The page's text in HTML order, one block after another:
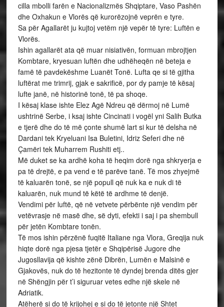
cilla mbolli farën e Nacionalizmës Shqiptare, Vaso Pashën
dhe Oxhakun e Vlorës që kurorëzojnë veprën e tyre.
Sa për Agallarët ju kujtoj vetëm një vepër të tyre: Luftën e
Vlorës.
Ishin agallarët ata që muar nisiativën, formuan mbrojtjen
Kombtare, kryesuan luftën dhe udhëheqën në beteja e
famë të pavdekëshme Luanët Tonë. Lufta qe si të gjitha
luftërat me trimrij, gjak e sakrificë, por dy pamje të kësaj
lufte janë, në historinë tonë, të pa shoqe.
I kësaj klase ishte Elez Agë Ndreu që dërmoj në Lumë
ushtrinë Serbe, i ksaj ishte Cincinati i vogël yni Salih Butka
e tjerë dhe do të më çonte shumë lart si kur të delsha në
Dardani tek Kryeluani Isa Buletini, Idriz Seferi dhe në
Çamëri tek Muharrem Rushiti etj..
Më duket se ka ardhë koha të heqim dorë nga shkryerja e
pa të drejtë, e pa vend e të parëve tanë. Të mos zhyejmë
të kaluarën tonë, se një popull që nuk ka e nuk di të
kaluarën, nuk mund të këtë të ardhme të denjë.
Vendimi për luftë, që në vetvete përbënte një vendim për
vetëvrasje në masë dhe, së dyti, efekti i saj i pa shembull
për jetën Kombtare tonën.
Të mos ishin përzënë fuqitë Italiane nga Vlora, Greqija nuk
hiqte dorë nga pjesa tjetër e Shqipërisë Jugore dhe
Jugosllavija që kishte zënë Dibrën, Lumën e Malsinë e
Gjakovës, nuk do të hezitonte të dyndej brenda ditës gjer
në Shëngjin për t’i siguruar vetes edhe një skele në
Adriatik.
Atëherë si do të krijohej e si do të jetonte një Shtet